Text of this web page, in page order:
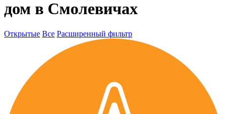
дом в Смолевичах
Открытые Все Расширенный фильтр